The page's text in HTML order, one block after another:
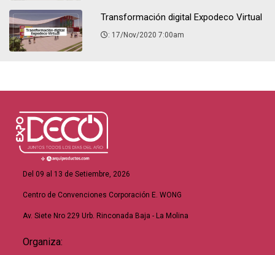
Transformación digital Expodeco Virtual
: 17/Nov/2020 7:00am
Del 09 al 13 de Setiembre, 2026
Centro de Convenciones Corporación E. WONG
Av. Siete Nro 229 Urb. Rinconada Baja - La Molina
Organiza: